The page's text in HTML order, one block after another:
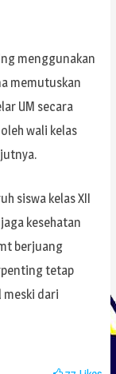
menggunakan
memutuskan
UM secara
wali kelas
siswa kelas XII
kesehatan
berjuang
tetap
dari